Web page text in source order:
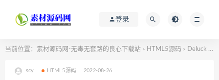
登录
当前位置： 素材源码网-无毒无套路的良心下载站 > HTML5源码 > Deluck – 多用途企业商务网站HTML5模板 – v1.2.1
scy HTML5源码 2022-08-26